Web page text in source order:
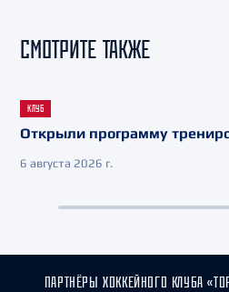
СМОТРИТЕ ТАКЖЕ
КЛУБ
Открыли программу
6 августа 2026 г.
ПАРТНЁРЫ ХОККЕЙНОГО КЛУБА